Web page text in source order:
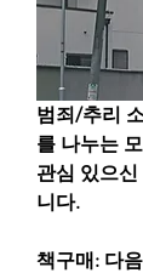
범죄/추리
를 나누는
관심 있으
니다.
책구매: 다